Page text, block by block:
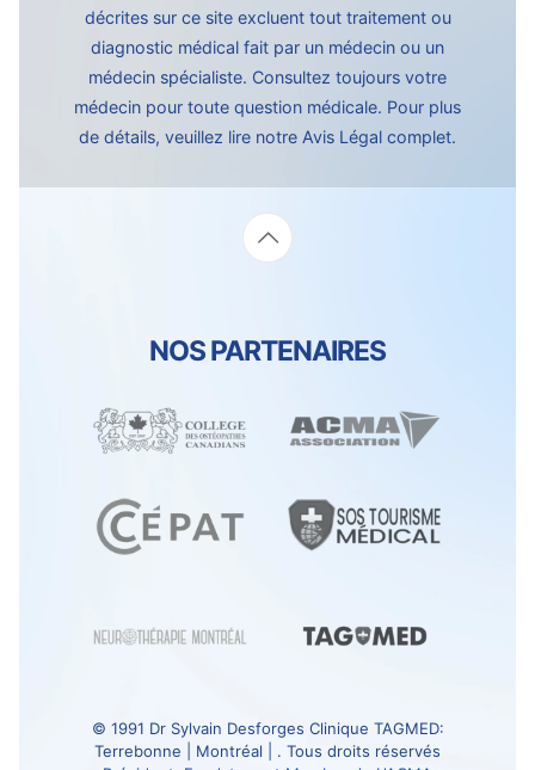
décrites sur ce site excluent tout traitement ou
diagnostic médical fait par un médecin ou un
médecin spécialiste. Consultez toujours votre
médecin pour toute question médicale. Pour plus
de détails, veuillez lire notre Avis Légal complet.
NOS PARTENAIRES
© 1991 Dr Sylvain Desforges Clinique TAGMED:
Terrebonne | Montréal | . Tous droits réservés